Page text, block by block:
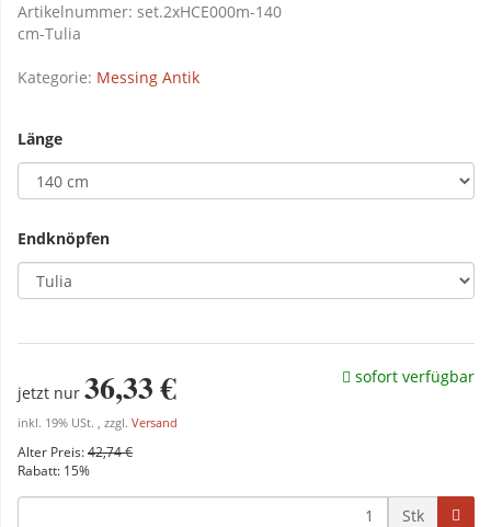
Artikelnummer: set.2xHCE000m-140
cm-Tulia
Kategorie: Messing Antik
Länge
Endknöpfen
jetzt nur 36,33 €
inkl. 19% USt. , zzgl. Versand
Alter Preis:42,74 €
Rabatt: 15%
sofort verfügbar
Stk